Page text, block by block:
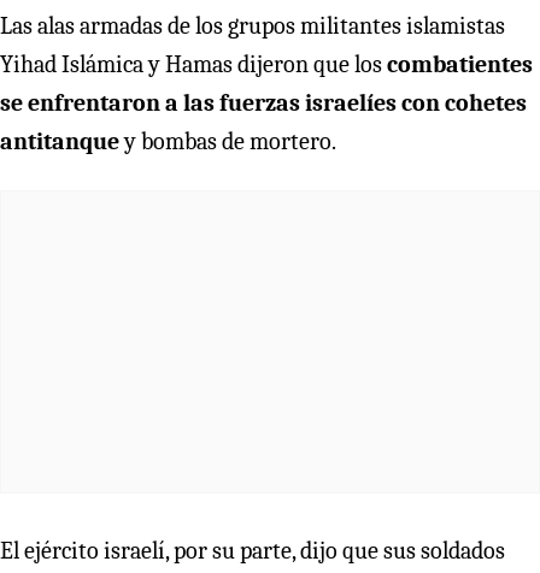
Las alas armadas de los grupos militantes islamistas
Yihad Islámica y Hamas dijeron que loscombatientes
se enfrentaron a las fuerzas israelíes con cohetes
antitanquey bombas de mortero.
El ejército israelí, por su parte, dijo que sus soldados